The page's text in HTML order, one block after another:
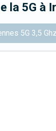
la 5G à
5G 3,5 Ghz